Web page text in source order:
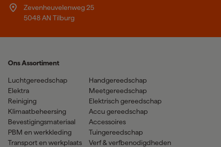
Zevenheuvelenweg 25
5048 AN Tilburg
Ons Assortiment
Luchtgereedschap
Elektra
Reiniging
Klimaatbeheersing
Bevestigingsmateriaal
PBM en werkkleding
Transport en werkplaats
Handgereedschap
Meetgereedschap
Elektrisch gereedschap
Accu gereedschap
Accessoires
Tuingereedschap
Verf & verfbenodigdheden